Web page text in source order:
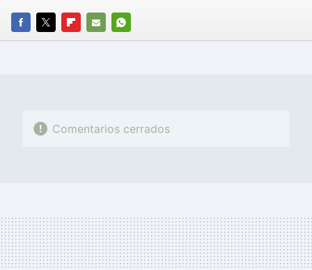
FACEBOOK
TWITTERFLIPBOARD
E-
WHATSAPP
Comentarios cerrados